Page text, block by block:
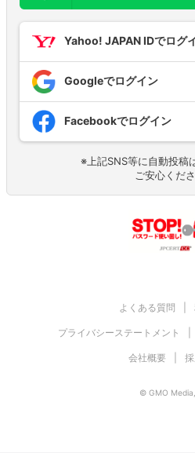
Yahoo! JAPAN IDでログ
Googleでログイン
Facebookでログイン
※上記SNS等に自動投稿
ご安心くださ
よくある質問
プライバシーステートメント
会社概要
© GMO